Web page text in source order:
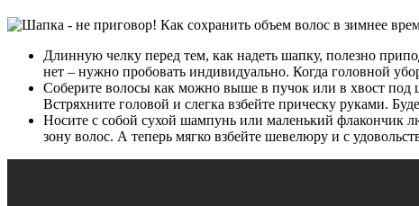
Длинную челку перед тем, как надеть шапку, полезно
нет – нужно пробовать индивидуально. Когда головной
Соберите волосы как можно выше в пучок или в хвост под
Встряхните головой и слегка взбейте прическу руками.
Носите с собой сухой шампунь или маленький флакончик
зону волос. А теперь мягко взбейте шевелюру и с